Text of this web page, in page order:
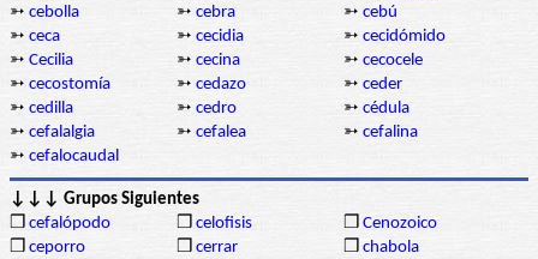
➳ cebolla ➳ cebra ➳ cebú
➳ ceca ➳ cecidia ➳ cecidómido
➳ Cecilia ➳ cecina ➳ cecocele
➳ cecostomía ➳ cedazo ➳ ceder
➳ cedilla ➳ cedro ➳ cédula
➳ cefalalgia ➳ cefalea ➳ cefalina
➳ cefalocaudal
↓↓↓ Grupos Siguientes
❒ cefalópodo ❒ celofisis ❒ Cenozoico
❒ ceporro ❒ cerrar ❒ chabola